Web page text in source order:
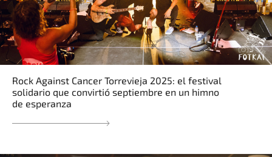
Rock Against Cancer Torrevieja 2025: el festival
solidario que convirtió septiembre en un himno
de esperanza